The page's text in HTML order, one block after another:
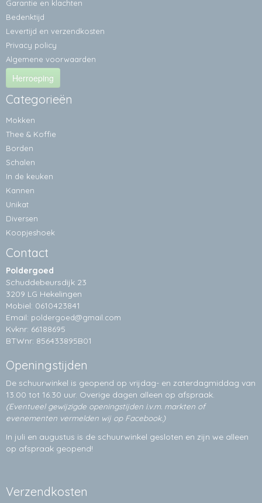
Garantie en klachten
Bedenktijd
Levertijd en verzendkosten
Privacy policy
Algemene voorwaarden
Herroeping
Categorieën
Mokken
Thee & Koffie
Borden
Schalen
In de keuken
Kannen
Unikat
Diversen
Koopjeshoek
Contact
Poldergoed
Schuddebeursdijk 23
3209 LG Hekelingen
Mobiel: 0610423841
Email: poldergoed@gmail.com
Kvknr: 66188695
BTWnr: 856433895B01
Openingstijden
De schuurwinkel is geopend op vrijdag- en zaterdagmiddag van
13.00 tot 16.30 uur. Overige dagen alleen op afspraak.
(Eventueel gewijzigde openingstijden i.v.m. markten of
evenementen vermelden wij op Facebook.)
In juli en augustus is de schuurwinkel gesloten en zijn we alleen
op afspraak geopend!
Verzendkosten